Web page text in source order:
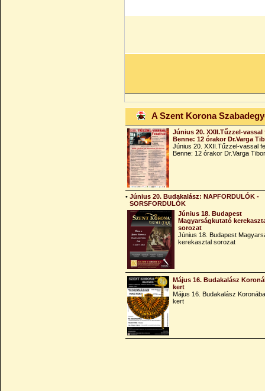
A Szent Korona
Június 20. XXII.Tűzzel-
Benne: 12 órakor Dr.Varga
Június 20. XXII.Tűzzel-vassal
Benne: 12 órakor Dr.Varga Tibor
• Június 20. Budakalász: NAPFORDULÓK -
SORSFORDULÓK
Június 18. Budapest
Magyarságkutató
sorozat
Június 18. Budapest
kerekasztal sorozat
Május 16. Budakalász
kert
Május 16. Budakalász
kert